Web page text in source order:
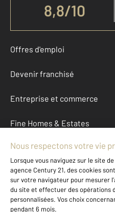
8,8/10
Offres d'emploi
Devenir franchisé
Entreprise et commerce
Fine Homes & Estates
À propos
International
Nous contacter